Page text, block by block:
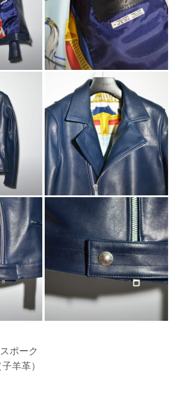
ポーク
羊革）